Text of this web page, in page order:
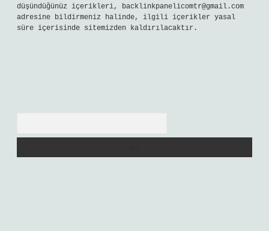
düşündüğünüz içerikleri, backlinkpanelicomtr@gmail.com
adresine bildirmeniz halinde, ilgili içerikler yasal
süre içerisinde sitemizden kaldırılacaktır.